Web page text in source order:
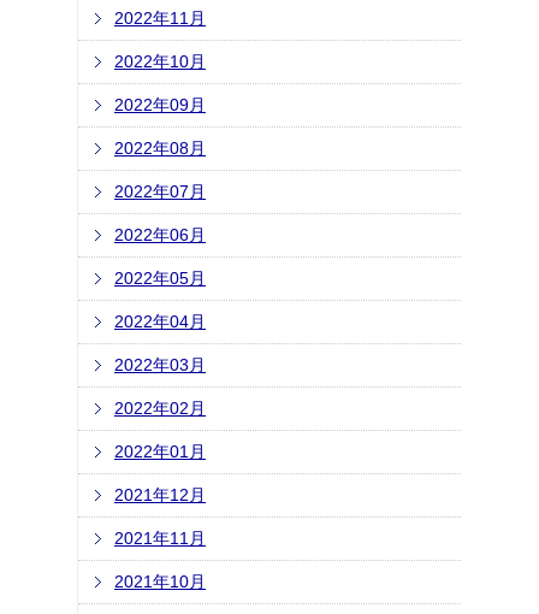
2022年11月
2022年10月
2022年09月
2022年08月
2022年07月
2022年06月
2022年05月
2022年04月
2022年03月
2022年02月
2022年01月
2021年12月
2021年11月
2021年10月